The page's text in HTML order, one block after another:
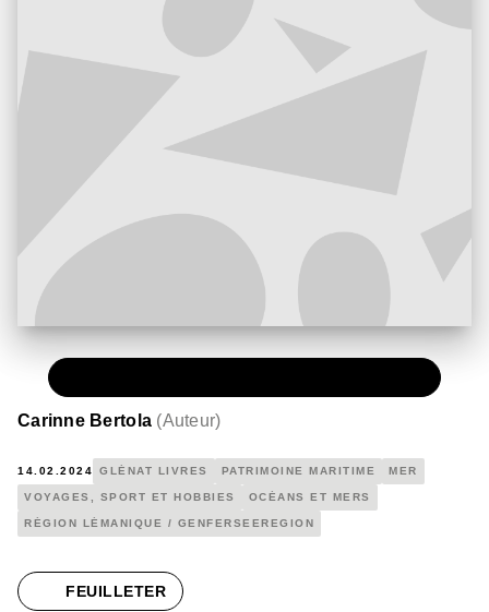
Carinne Bertola (Auteur)
14.02.2024 GLÉNAT LIVRES PATRIMOINE MARITIME MER
VOYAGES, SPORT ET HOBBIES OCÉANS ET MERS
RÉGION LÉMANIQUE / GENFERSEEREGION
FEUILLETER